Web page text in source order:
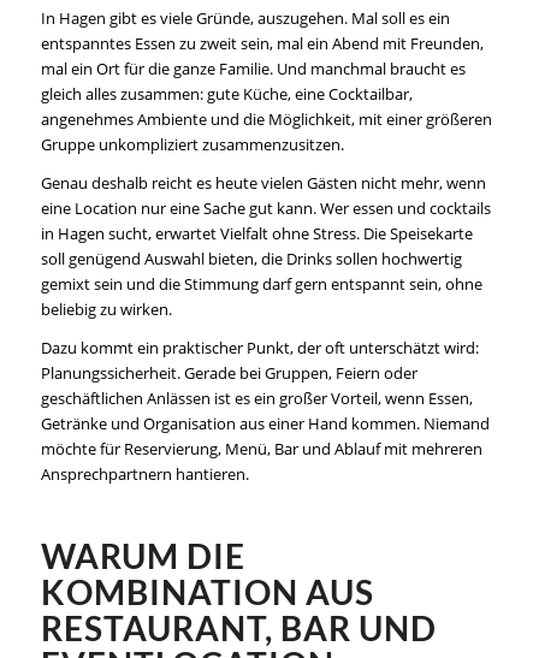
In Hagen gibt es viele Gründe, auszugehen. Mal soll es ein
entspanntes Essen zu zweit sein, mal ein Abend mit Freunden,
mal ein Ort für die ganze Familie. Und manchmal braucht es
gleich alles zusammen: gute Küche, eine Cocktailbar,
angenehmes Ambiente und die Möglichkeit, mit einer größeren
Gruppe unkompliziert zusammenzusitzen.
Genau deshalb reicht es heute vielen Gästen nicht mehr, wenn
eine Location nur eine Sache gut kann. Wer essen und cocktails
in Hagen sucht, erwartet Vielfalt ohne Stress. Die Speisekarte
soll genügend Auswahl bieten, die Drinks sollen hochwertig
gemixt sein und die Stimmung darf gern entspannt sein, ohne
beliebig zu wirken.
Dazu kommt ein praktischer Punkt, der oft unterschätzt wird:
Planungssicherheit. Gerade bei Gruppen, Feiern oder
geschäftlichen Anlässen ist es ein großer Vorteil, wenn Essen,
Getränke und Organisation aus einer Hand kommen. Niemand
möchte für Reservierung, Menü, Bar und Ablauf mit mehreren
Ansprechpartnern hantieren.
WARUM DIE
KOMBINATION AUS
RESTAURANT, BAR UND